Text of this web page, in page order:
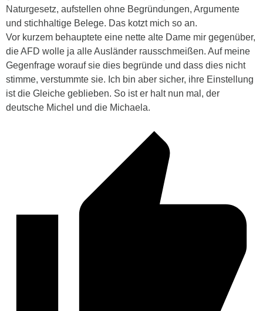
Naturgesetz, aufstellen ohne Begründungen, Argumente
und stichhaltige Belege. Das kotzt mich so an.
Vor kurzem behauptete eine nette alte Dame mir gegenüber,
die AFD wolle ja alle Ausländer rausschmeißen. Auf meine
Gegenfrage worauf sie dies begründe und dass dies nicht
stimme, verstummte sie. Ich bin aber sicher, ihre Einstellung
ist die Gleiche geblieben. So ist er halt nun mal, der
deutsche Michel und die Michaela.